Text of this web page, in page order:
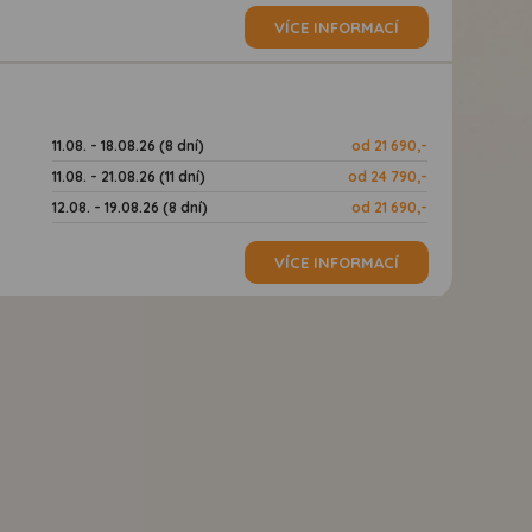
VÍCE INFORMACÍ
11.08. - 18.08.26 (8 dní)
od 21 690,-
11.08. - 21.08.26 (11 dní)
od 24 790,-
12.08. - 19.08.26 (8 dní)
od 21 690,-
VÍCE INFORMACÍ